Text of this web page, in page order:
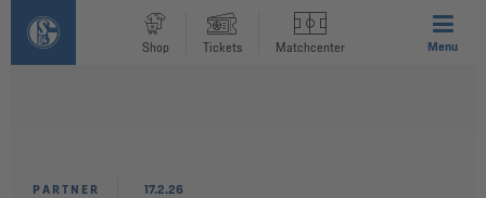
Shop Tickets Matchcenter Menu
PARTNER 17.2.26